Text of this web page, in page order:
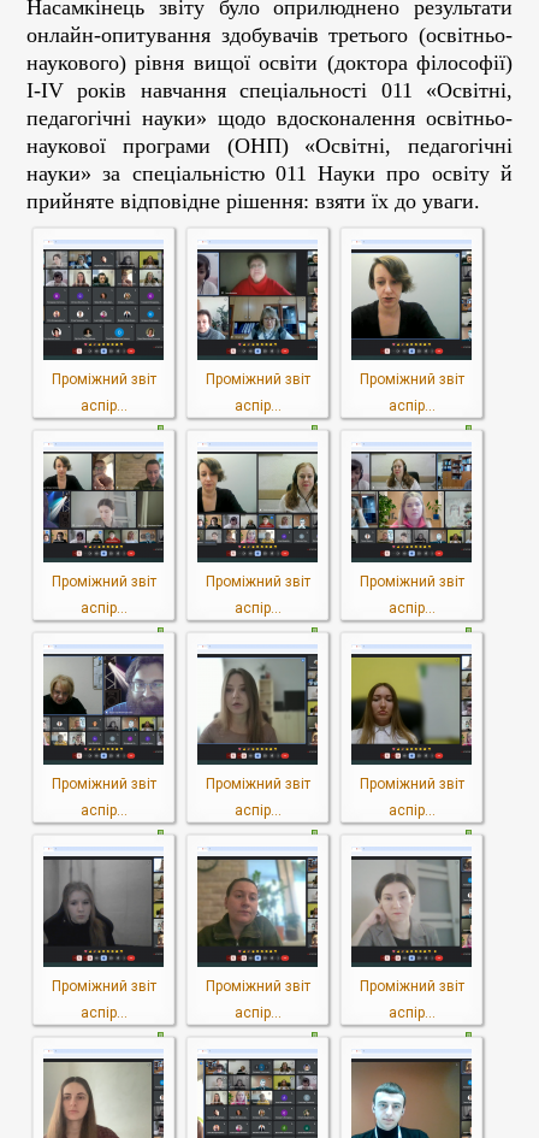
Насамкінець звіту було оприлюднено результати
онлайн-опитування здобувачів третього (освітньо-
наукового) рівня вищої освіти (доктора філософії)
І-ІV років навчання спеціальності 011 «Освітні,
педагогічні науки» щодо вдосконалення освітньо-
наукової програми (ОНП) «Освітні, педагогічні
науки» за спеціальністю 011 Науки про освіту й
прийняте відповідне рішення: взяти їх до уваги.
Проміжний звіт
аспір...
Проміжний звіт
аспір...
Проміжний звіт
аспір...
Проміжний звіт
аспір...
Проміжний звіт
аспір...
Проміжний звіт
аспір...
Проміжний звіт
аспір...
Проміжний звіт
аспір...
Проміжний звіт
аспір...
Проміжний звіт
аспір...
Проміжний звіт
аспір...
Проміжний звіт
аспір...